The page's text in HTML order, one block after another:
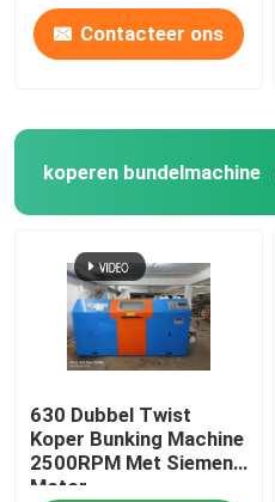
Contacteer ons
koperen bundelmachine
630 Dubbel Twist
Koper Bunking Machine
2500RPM Met Siemens
Motor